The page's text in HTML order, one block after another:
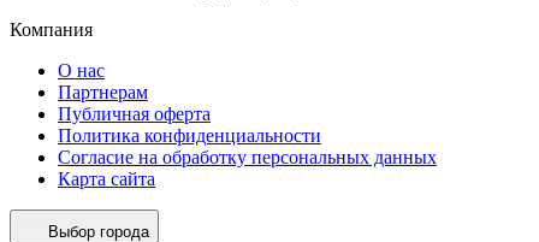
Компания
О нас
Партнерам
Публичная оферта
Политика конфиденциальности
Согласие на обработку персональных данных
Карта сайта
Выбор города